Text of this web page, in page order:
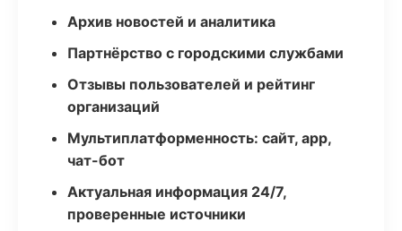
Архив новостей и аналитика
Партнёрство с городскими службами
Отзывы пользователей и рейтинг
организаций
Мультиплатформенность: сайт, app,
чат-бот
Актуальная информация 24/7,
проверенные источники